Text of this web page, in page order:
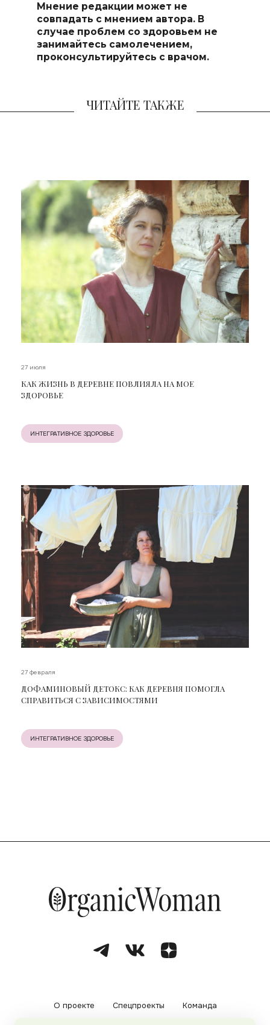
Мнение редакции может не
совпадать с мнением автора. В
случае проблем со здоровьем не
занимайтесь самолечением,
проконсультируйтесь с врачом.
ЧИТАЙТЕ ТАКЖЕ
27 июля
​​КАК ЖИЗНЬ В ДЕРЕВНЕ ПОВЛИЯЛА НА МОЕ
ЗДОРОВЬЕ
ИНТЕГРАТИВНОЕ ЗДОРОВЬЕ
27 февраля
ДОФАМИНОВЫЙ ДЕТОКС: КАК ДЕРЕВНЯ ПОМОГЛА
СПРАВИТЬСЯ С ЗАВИСИМОСТЯМИ
ИНТЕГРАТИВНОЕ ЗДОРОВЬЕ
О проекте Спецпроекты Команда